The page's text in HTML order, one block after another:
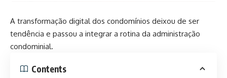
A transformação digital dos condomínios deixou de ser
tendência e passou a integrar a rotina da administração
condominial.
Contents